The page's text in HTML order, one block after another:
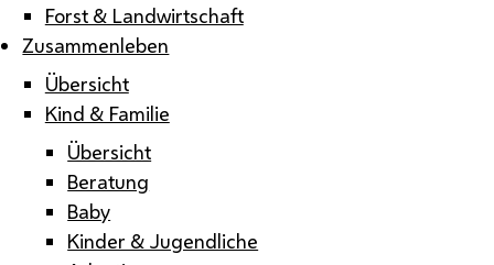
Forst & Landwirtschaft
Zusammenleben
Übersicht
Kind & Familie
Übersicht
Beratung
Baby
Kinder & Jugendliche